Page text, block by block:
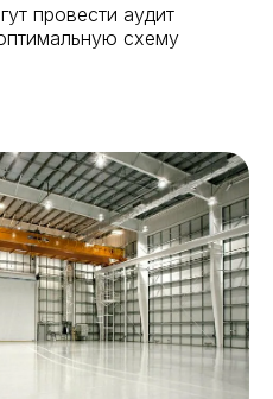
провести аудит
схему